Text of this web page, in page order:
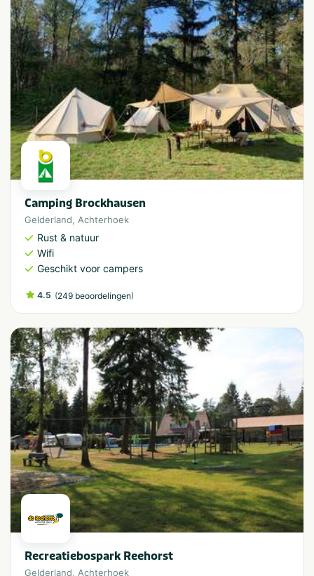
Camping Brockhausen
Gelderland, Achterhoek
Rust & natuur
Wifi
Geschikt voor campers
4.5 (249 beoordelingen)
Recreatiebospark Reehorst
Gelderland, Achterhoek